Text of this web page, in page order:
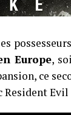
Europe,
ce
Resident